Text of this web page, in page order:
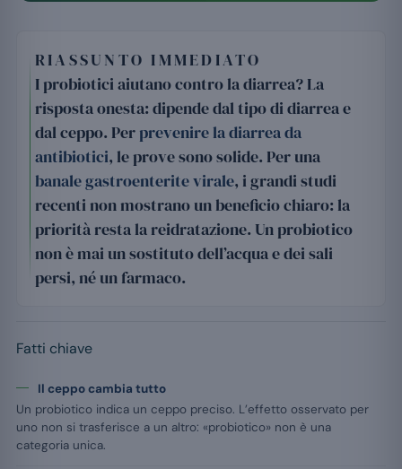
RIASSUNTO IMMEDIATO
I probiotici aiutano contro la diarrea? La
risposta onesta: dipende dal tipo di diarrea e
dal ceppo. Per prevenire la diarrea da
antibiotici, le prove sono solide. Per una
banale gastroenterite virale, i grandi studi
recenti non mostrano un beneficio chiaro: la
priorità resta la reidratazione. Un probiotico
non è mai un sostituto dell’acqua e dei sali
persi, né un farmaco.
Fatti chiave
Il ceppo cambia tutto
Un probiotico indica un ceppo preciso. L’effetto osservato per
uno non si trasferisce a un altro: «probiotico» non è una
categoria unica.